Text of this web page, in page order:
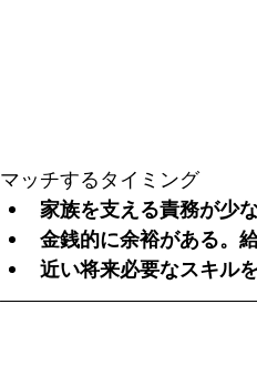
マッチするタイミング
家族を支える責務が少な
金銭的に余裕がある。
近い将来必要なスキル